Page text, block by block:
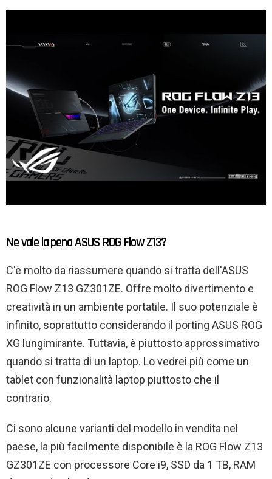
Ne vale la pena ASUS ROG Flow Z13?
C'è molto da riassumere quando si tratta dell'ASUS
ROG Flow Z13 GZ301ZE. Offre molto divertimento e
creatività in un ambiente portatile. Il suo potenziale è
infinito, soprattutto considerando il porting ASUS ROG
XG lungimirante. Tuttavia, è piuttosto approssimativo
quando si tratta di un laptop. Lo vedrei più come un
tablet con funzionalità laptop piuttosto che il
contrario.
Ci sono alcune varianti del modello in vendita nel
paese, la più facilmente disponibile è la ROG Flow Z13
GZ301ZE con processore Core i9, SSD da 1 TB, RAM